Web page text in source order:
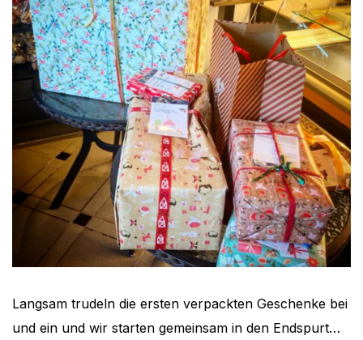
Langsam trudeln die ersten verpackten Geschenke bei
und ein und wir starten gemeinsam in den Endspurt…